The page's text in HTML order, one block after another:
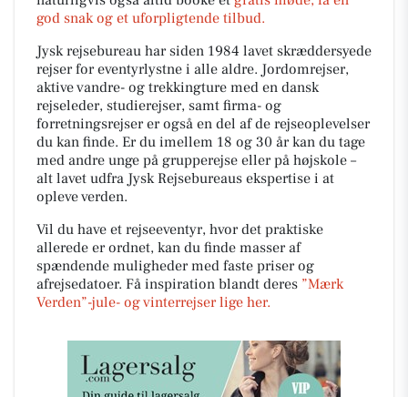
god snak og et uforpligtende tilbud.
Jysk rejsebureau har siden 1984 lavet skræddersyede
rejser for eventyrlystne i alle aldre. Jordomrejser,
aktive vandre- og trekkingture med en dansk
rejseleder, studierejser, samt firma- og
forretningsrejser er også en del af de rejseoplevelser
du kan finde. Er du imellem 18 og 30 år kan du tage
med andre unge på grupperejse eller på højskole –
alt lavet udfra Jysk Rejsebureaus ekspertise i at
opleve verden.
Vil du have et rejseeventyr, hvor det praktiske
allerede er ordnet, kan du finde masser af
spændende muligheder med faste priser og
afrejsedatoer. Få inspiration blandt deres ”Mærk
Verden”-jule- og vinterrejser lige her.